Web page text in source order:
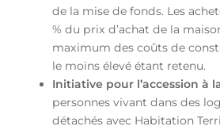
de la mise de fonds. Les
% du prix d’achat de la
maximum des coûts de
le moins élevé étant retenu.
Initiative pour l’accession à
personnes vivant dans des
détachés avec Habitation